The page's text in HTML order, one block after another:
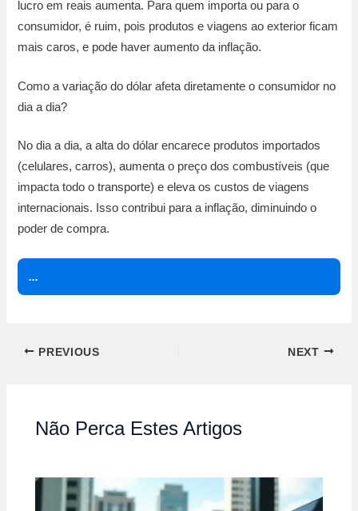
lucro em reais aumenta. Para quem importa ou para o
consumidor, é ruim, pois produtos e viagens ao exterior ficam
mais caros, e pode haver aumento da inflação.
Como a variação do dólar afeta diretamente o consumidor no
dia a dia?
No dia a dia, a alta do dólar encarece produtos importados
(celulares, carros), aumenta o preço dos combustíveis (que
impacta todo o transporte) e eleva os custos de viagens
internacionais. Isso contribui para a inflação, diminuindo o
poder de compra.
...
PREVIOUS NEXT
Não Perca Estes Artigos